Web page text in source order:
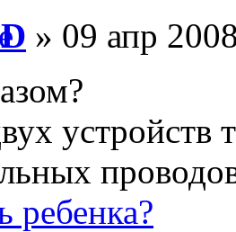
» 09 апр
устройств
ребенка?